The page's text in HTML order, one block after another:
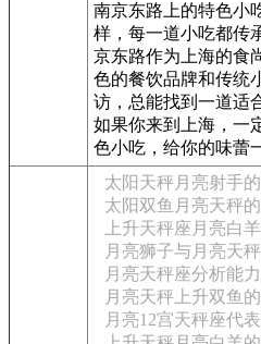
南京东路上的特色小
样，每一道小吃都传
京东路作为上海的食
色的餐饮品牌和传统
访，总能找到一道适
如果你来到上海，一
色小吃，给你的味蕾
太阳天秤月亮射手
太阳双鱼月亮天秤
上升天秤座月亮白
月亮狮子与月亮天
月亮天秤座分析能
月亮天秤上升双鱼
月亮12宫天秤座代